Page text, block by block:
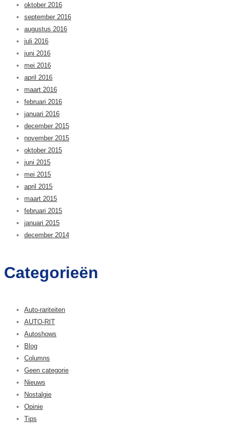
oktober 2016
september 2016
augustus 2016
juli 2016
juni 2016
mei 2016
april 2016
maart 2016
februari 2016
januari 2016
december 2015
november 2015
oktober 2015
juni 2015
mei 2015
april 2015
maart 2015
februari 2015
januari 2015
december 2014
Categorieën
Auto-rariteiten
AUTO-RIT
Autoshows
Blog
Columns
Geen categorie
Nieuws
Nostalgie
Opinie
Tips